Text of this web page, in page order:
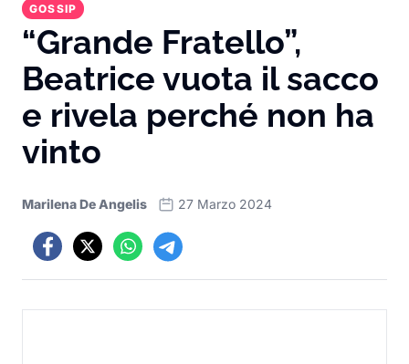
GOSSIP
“Grande Fratello”,
Beatrice vuota il sacco
e rivela perché non ha
vinto
Marilena De Angelis 27 Marzo 2024